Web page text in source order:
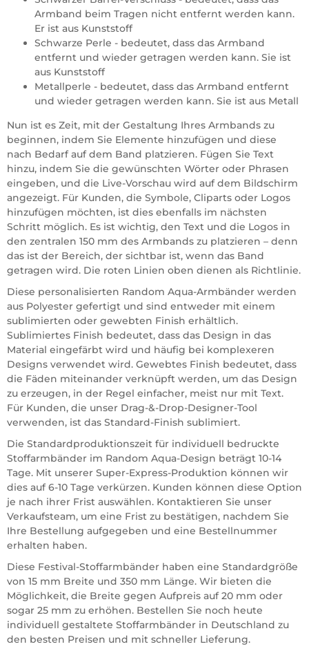
Armband beim Tragen nicht entfernt werden kann.
Er ist aus Kunststoff
Schwarze Perle - bedeutet, dass das Armband
entfernt und wieder getragen werden kann. Sie ist
aus Kunststoff
Metallperle - bedeutet, dass das Armband entfernt
und wieder getragen werden kann. Sie ist aus Metall
Nun ist es Zeit, mit der Gestaltung Ihres Armbands zu
beginnen, indem Sie Elemente hinzufügen und diese
nach Bedarf auf dem Band platzieren. Fügen Sie Text
hinzu, indem Sie die gewünschten Wörter oder Phrasen
eingeben, und die Live-Vorschau wird auf dem Bildschirm
angezeigt. Für Kunden, die Symbole, Cliparts oder Logos
hinzufügen möchten, ist dies ebenfalls im nächsten
Schritt möglich. Es ist wichtig, den Text und die Logos in
den zentralen 150 mm des Armbands zu platzieren – denn
das ist der Bereich, der sichtbar ist, wenn das Band
getragen wird. Die roten Linien oben dienen als Richtlinie.
Diese personalisierten Random Aqua-Armbänder werden
aus Polyester gefertigt und sind entweder mit einem
sublimierten oder gewebten Finish erhältlich.
Sublimiertes Finish bedeutet, dass das Design in das
Material eingefärbt wird und häufig bei komplexeren
Designs verwendet wird. Gewebtes Finish bedeutet, dass
die Fäden miteinander verknüpft werden, um das Design
zu erzeugen, in der Regel einfacher, meist nur mit Text.
Für Kunden, die unser Drag-&-Drop-Designer-Tool
verwenden, ist das Standard-Finish sublimiert.
Die Standardproduktionszeit für individuell bedruckte
Stoffarmbänder im Random Aqua-Design beträgt 10-14
Tage. Mit unserer Super-Express-Produktion können wir
dies auf 6-10 Tage verkürzen. Kunden können diese Option
je nach ihrer Frist auswählen. Kontaktieren Sie unser
Verkaufsteam, um eine Frist zu bestätigen, nachdem Sie
Ihre Bestellung aufgegeben und eine Bestellnummer
erhalten haben.
Diese Festival-Stoffarmbänder haben eine Standardgröße
von 15 mm Breite und 350 mm Länge. Wir bieten die
Möglichkeit, die Breite gegen Aufpreis auf 20 mm oder
sogar 25 mm zu erhöhen. Bestellen Sie noch heute
individuell gestaltete Stoffarmbänder in Deutschland zu
den besten Preisen und mit schneller Lieferung.